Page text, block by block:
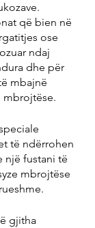
që bien në
ose
ndaj
dhe për
mbajnë
mbrojtëse.
të ndërrohen
një fustani të
mbrojtëse
gjitha